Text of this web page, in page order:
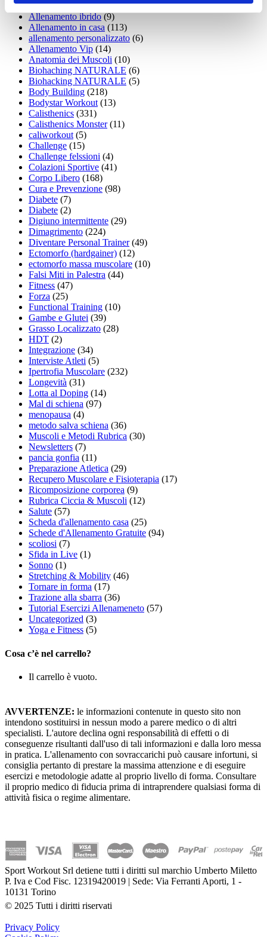
Allenamento funzionale(6)
Allenamento ibrido (9)
Allenamento in casa (113)
allenamento personalizzato (6)
Allenamento Vip (14)
Anatomia dei Muscoli (10)
Biohaching NATURALE (6)
Biohacking NATURALE (5)
Body Building (218)
Bodystar Workout(13)
Calisthenics (331)
Calisthenics Monster(11)
caliworkout(5)
Challenge (15)
Challenge felssioni (4)
Colazioni Sportive (41)
Corpo Libero (168)
Cura e Prevenzione (98)
Diabete (7)
Diabete (2)
Digiuno intermittente (29)
Dimagrimento (224)
Diventare Personal Trainer(49)
Ectomorfo (hardgainer) (12)
ectomorfo massa muscolare (10)
Falsi Miti in Palestra (44)
Fitness (47)
Forza (25)
Functional Training (10)
Gambe e Glutei (39)
Grasso Localizzato (28)
HDT (2)
Integrazione (34)
Interviste Atleti (5)
Ipertrofia Muscolare (232)
Longevità (31)
Lotta al Doping (14)
Mal di schiena (97)
menopausa (4)
metodo salva schiena (36)
Muscoli e Metodi Rubrica (30)
Newsletters (7)
pancia gonfia (11)
Preparazione Atletica (29)
Recupero Muscolare e Fisioterapia (17)
Ricomposizione corporea (9)
Rubrica Ciccia & Muscoli (12)
Salute (57)
Scheda d'allenamento casa (25)
Schede d'Allenamento Gratuite (94)
scoliosi (7)
Sfida in Live (1)
Sonno (1)
Stretching & Mobility (46)
Tornare in forma (17)
Trazione alla sbarra (36)
Tutorial Esercizi Allenameneto (57)
Uncategorized (3)
Yoga e Fitness (5)
Cosa c’è nel carrello?
Il carrello è vuoto.
AVVERTENZE: le informazioni contenute in questo sito non
intendono sostituirsi in nessun modo a parere medico o di altri
specialisti. L'autore declina ogni responsabilità di effetti o di
conseguenze risultanti dall'uso di tali informazioni e dalla loro messa
in pratica. L'allenamento con sovraccarichi può causare infortuni, si
consiglia pertanto di prestare la massima attenzione e di eseguire
esercizi e metodologie adatte al proprio livello di forma. Consultare
il proprio medico di fiducia prima di intraprendere qualsiasi forma di
attività fisica o regime alimentare.
Sport Workout Srl detiene tutti i diritti sul marchio Umberto Miletto
P. Iva e Cod Fisc. 12319420019 | Sede: Via Ferranti Aporti, 1 -
10131 Torino
© 2025 Tutti i diritti riservati
Privacy Policy